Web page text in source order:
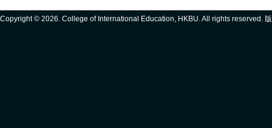
Copyright © 2026. College of International Education, HKBU. All rights reserved.